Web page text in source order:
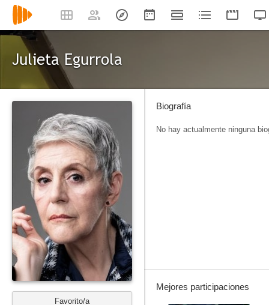
Julieta Egurrola
Favorito/a
Biografía
No hay actualmente ninguna
Mejores participaciones